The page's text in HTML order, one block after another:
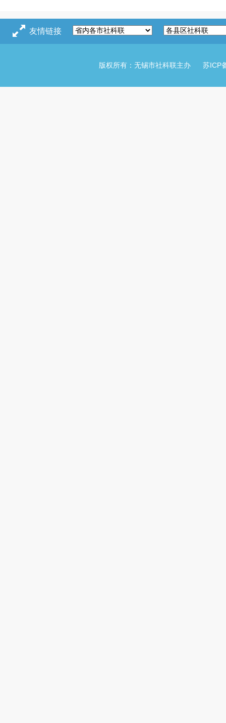
友情链接
版权所有：无锡市社科联主办 苏ICP